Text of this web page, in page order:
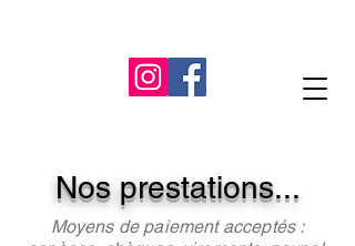
Nos prestations...
Moyens de paiement acceptés :